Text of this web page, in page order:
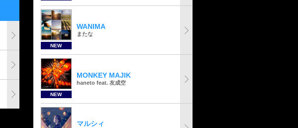
NEW
WANIMA
またな
NEW
MONKEY MAJIK
haneto feat. 友成空
マルシィ